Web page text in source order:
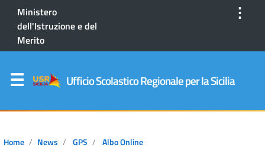
Ministero
dell'Istruzione e del
Merito
⋮
Ufficio Scolastico Regionale per la Sicilia
Home News GPS Albo Online